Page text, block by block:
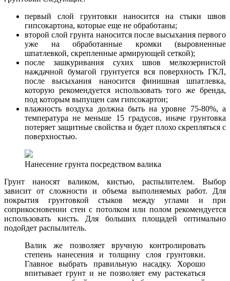
первый слой грунтовки наносится на стыки швов
гипсокартона, которые еще не обработаны;
второй слой грунта наносится после высыхания первого
уже на обработанные кромки (выровненные
шпатлевкой, скрепленные армирующей сеткой);
после зашкуривания сухих швов мелкозернистой
наждачной бумагой грунтуется вся поверхность ГКЛ,
после высыхания наносится финишная шпатлевка,
которую рекомендуется использовать того же бренда,
под которым выпущен сам гипсокартон;
влажность воздуха должна быть на уровне 75-80%, а
температура не меньше 15 градусов, иначе грунтовка
потеряет защитные свойства и будет плохо скрепляться с
поверхностью.
Нанесение грунта посредством валика
Грунт наносят валиком, кистью, распылителем. Выбор
зависит от сложности и объема выполняемых работ. Для
покрытия грунтовкой стыков между углами и при
соприкосновении стен с потолком или полом рекомендуется
использовать кисть. Для больших площадей оптимально
подойдет распылитель.
Валик же позволяет вручную контролировать
степень нанесения и толщину слоя грунтовки.
Главное выбрать правильную насадку. Хорошо
впитывает грунт и не позволяет ему растекаться